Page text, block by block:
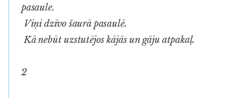
pasaule.
Viņi dzīvo šaurā pasaulē.
Kā nebūt uzstutējos kājās un gāju atpakaļ.
2